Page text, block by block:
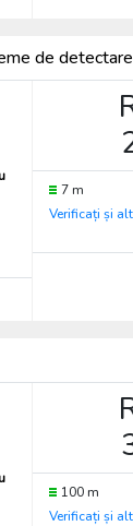
de
7 m
Verificați și
100 m
Verificați și